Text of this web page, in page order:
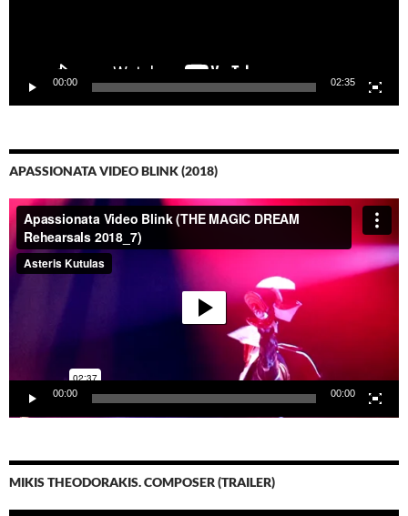
00:00 02:35
APASSIONATA VIDEO BLINK (2018)
Video-
Player
00:00 00:00
MIKIS THEODORAKIS. COMPOSER (TRAILER)